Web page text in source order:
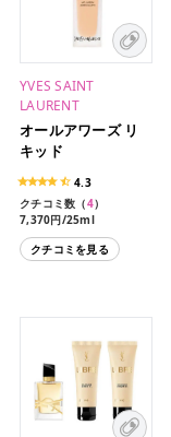
YVES SAINT
LAURENT
オールアワーズ リ
キッド
4.3
クチコミ数（4）
7,370円/25ml
クチコミを見る